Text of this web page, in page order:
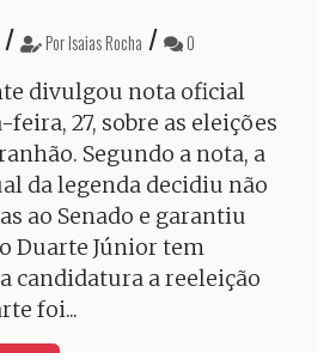
/ Por Isaias Rocha / 0
divulgou nota oficial
27, sobre as eleições
Segundo a nota, a
da legenda decidiu não
ao Senado e garantiu
Duarte Júnior tem
candidatura a reeleição
foi...